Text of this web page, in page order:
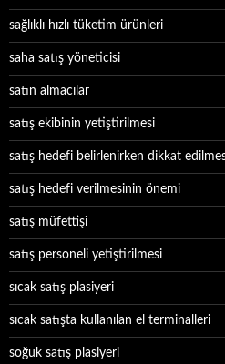
sağlıklı hızlı tüketim ürünleri
saha satış yöneticisi
satın almacılar
satış ekibinin yetiştirilmesi
satış hedefi belirlenirken dikkat
satış hedefi verilmesinin önemi
satış müfettişi
satış personeli yetiştirilmesi
sıcak satış plasiyeri
sıcak satışta kullanılan el terminalleri
soğuk satış plasiyeri